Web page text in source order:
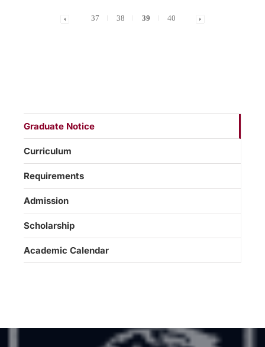
37 38 39 40
Graduate Notice
Curriculum
Requirements
Admission
Scholarship
Academic Calendar